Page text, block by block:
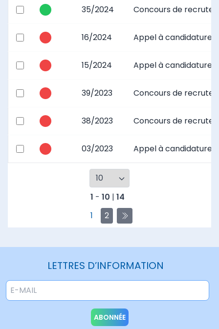
35/2024 Concours de
16/2024 Appel à candidature
15/2024 Appel à candidature
39/2023 Concours de
38/2023 Concours de
03/2023 Appel à candidature
1 - 10 | 14
1
2
LETTRES D’INFORMATION
ABONNÉE